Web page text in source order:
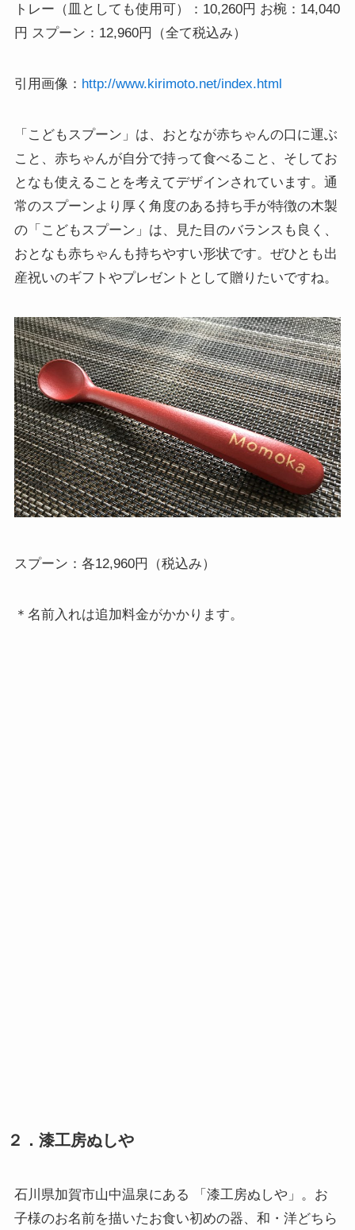
トレー（皿としても使用可）：10,260円 お椀：14,040
円 スプーン：12,960円（全て税込み）
引用画像： http://www.kirimoto.net/index.html
「こどもスプーン」は、おとなが赤ちゃんの口に運ぶ
こと、赤ちゃんが自分で持って食べること、そしてお
となも使えることを考えてデザインされています。通
常のスプーンより厚く角度のある持ち手が特徴の木製
の「こどもスプーン」は、見た目のバランスも良く、
おとなも赤ちゃんも持ちやすい形状です。ぜひとも出
産祝いのギフトやプレゼントとして贈りたいですね。
スプーン：各12,960円（税込み）
＊名前入れは追加料金がかかります。
２．漆工房ぬしや
石川県加賀市山中温泉にある 「漆工房ぬしや」。お
子様のお名前を描いたお食い初めの器、和・洋どちら